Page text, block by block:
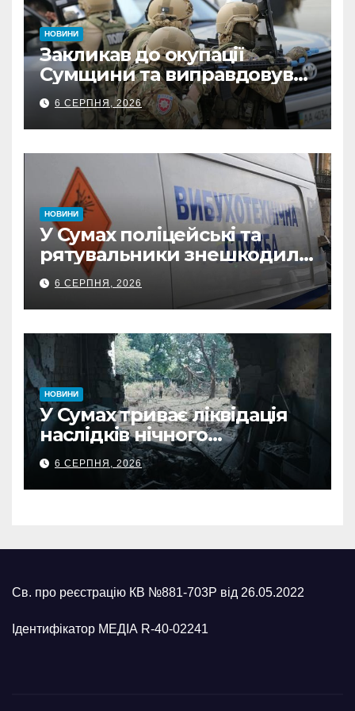
НОВИНИ
Закликав до окупації
Сумщини та виправдовував
обстріли: СБУ викрила
прокремлівського агітатора
з Охтирки
6 СЕРПНЯ, 2026
НОВИНИ
У Сумах поліцейські та
рятувальники знешкодили
500-кілограмову авіабомбу
росіян
6 СЕРПНЯ, 2026
НОВИНИ
У Сумах триває ліквідація
наслідків нічного
масованого удару КАБами
6 СЕРПНЯ, 2026
Св. про реєстрацію КВ №881-703Р від 26.05.2022
Ідентифікатор МЕДІА R-40-02241